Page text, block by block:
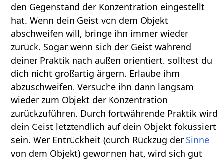
den Gegenstand der Konzentration eingestellt
hat. Wenn dein Geist von dem Objekt
abschweifen will, bringe ihn immer wieder
zurück. Sogar wenn sich der Geist während
deiner Praktik nach außen orientiert, solltest du
dich nicht großartig ärgern. Erlaube ihm
abzuschweifen. Versuche ihn dann langsam
wieder zum Objekt der Konzentration
zurückzuführen. Durch fortwährende Praktik wird
dein Geist letztendlich auf dein Objekt fokussiert
sein. Wer Entrückheit (durch Rückzug der Sinne
von dem Objekt) gewonnen hat, wird sich gut